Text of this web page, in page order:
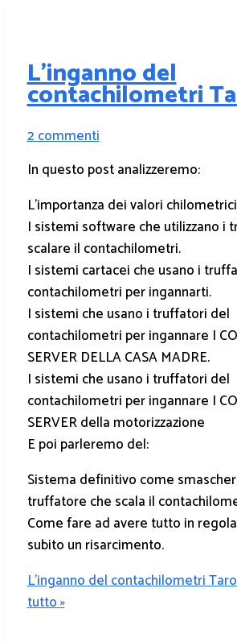
L’inganno del
contachilometri
2 commenti
In questo post analizzeremo:
L’importanza dei valori
I sistemi software che utilizzano i
scalare il contachilometri.
I sistemi cartacei che usano i
contachilometri per ingannarti.
I sistemi che usano i truffatori del
contachilometri per ingannare I
SERVER DELLA CASA MADRE.
I sistemi che usano i truffatori del
contachilometri per ingannare I
SERVER della motorizzazione
E poi parleremo del:
Sistema definitivo come
truffatore che scala il
Come fare ad avere tutto in
subito un risarcimento.
L’inganno del contachilometri
tutto »